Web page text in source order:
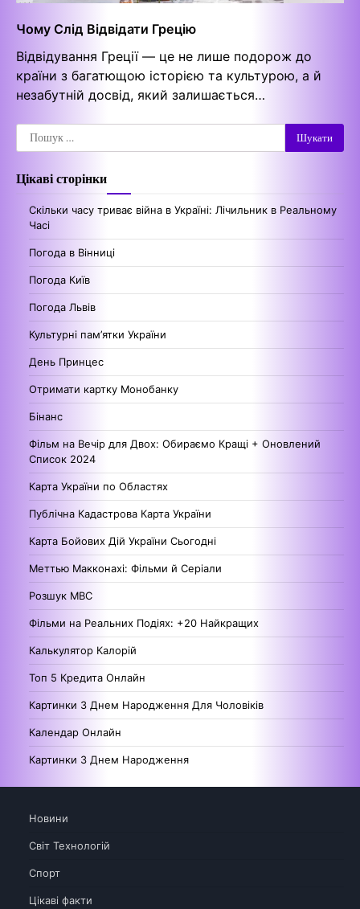
Чому Слід Відвідати Грецію
Відвідування Греції — це не лише подорож до
країни з багатющою історією та культурою, а й
незабутній досвід, який залишається…
Пошук:
Цікаві сторінки
Скільки часу триває війна в Україні: Лічильник в Реальному
Часі
Погода в Вінниці
Погода Київ
Погода Львів
Культурні пам’ятки України
День Принцес
Отримати картку Монобанку
Бінанс
Фільм на Вечір для Двох: Обираємо Кращі + Оновлений
Список 2024
Карта України по Областях
Публічна Кадастрова Карта України
Карта Бойових Дій України Сьогодні
Меттью Макконахі: Фільми й Серіали
Розшук МВС
Фільми на Реальних Подіях: +20 Найкращих
Калькулятор Калорій
Топ 5 Кредита Онлайн
Картинки З Днем Народження Для Чоловіків
Календар Онлайн
Картинки З Днем Народження
Новини
Світ Технологій
Спорт
Цікаві факти